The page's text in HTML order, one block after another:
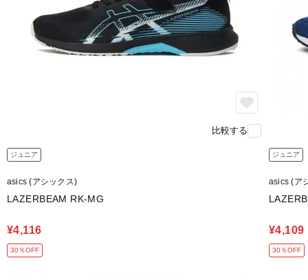
比較する
ジュニア
asics (アシックス)
LAZERBEAM RK-MG
¥4,116
30％OFF
ジュニア
asics (ア
¥4,109
30％OFF